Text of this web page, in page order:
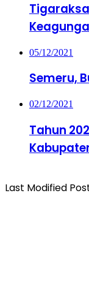
05/12/2021
Semeru,
02/12/2021
Tahun
Last Modified